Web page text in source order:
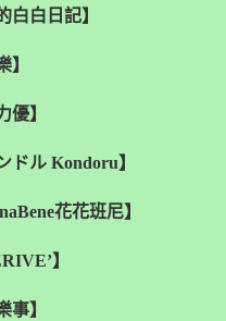
白白日記】
】
優】
ドル Kondoru】
花花班尼】
】
事】